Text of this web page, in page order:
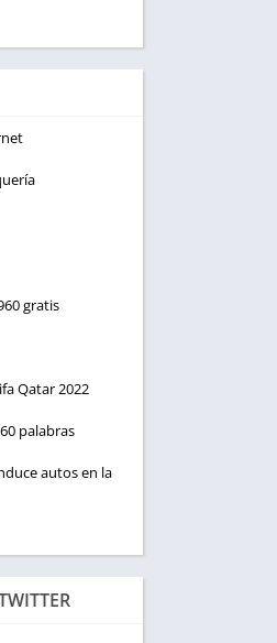
gratis
Qatar 2022
palabras
autos en la